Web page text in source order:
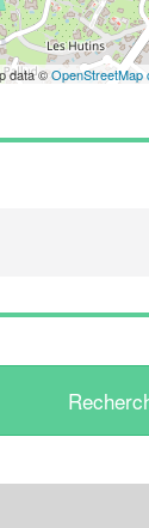
data ©OpenStreetMap